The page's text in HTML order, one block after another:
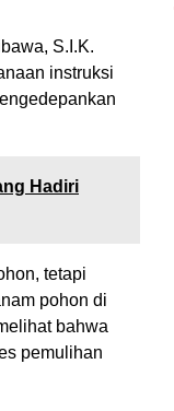
S.I.K.
instruksi
Hadiri
tetapi
pohon di
bahwa
pemulihan